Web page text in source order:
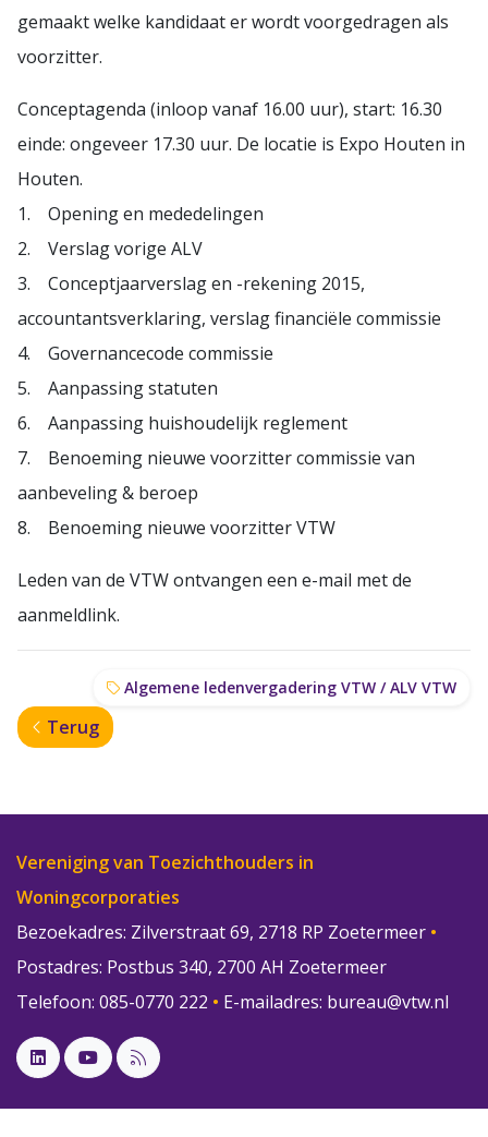
gemaakt welke kandidaat er wordt voorgedragen als
voorzitter.
Conceptagenda (inloop vanaf 16.00 uur), start: 16.30
einde: ongeveer 17.30 uur. De locatie is Expo Houten in
Houten.
1. Opening en mededelingen
2. Verslag vorige ALV
3. Conceptjaarverslag en -rekening 2015,
accountantsverklaring, verslag financiële commissie
4. Governancecode commissie
5. Aanpassing statuten
6. Aanpassing huishoudelijk reglement
7. Benoeming nieuwe voorzitter commissie van
aanbeveling & beroep
8. Benoeming nieuwe voorzitter VTW
Leden van de VTW ontvangen een e-mail met de
aanmeldlink.
Algemene ledenvergadering VTW / ALV VTW
Terug
Vereniging van Toezichthouders in
Woningcorporaties
Bezoekadres: Zilverstraat 69, 2718 RP Zoetermeer •
Postadres: Postbus 340, 2700 AH Zoetermeer
Telefoon: 085-0770 222 • E-mailadres: bureau@vtw.nl